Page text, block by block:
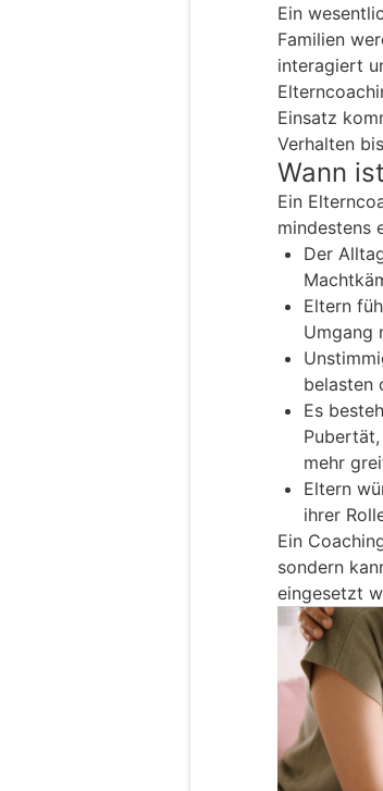
Ein
Familien
interagiert
Einsatz
Verhalten
Wann
Ein
mindestens
Der
Eltern
Umgang
belasten
Es
mehr
Eltern
ihrer
Ein
sondern
eingesetzt